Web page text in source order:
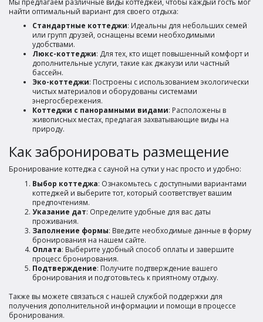
найти оптимальный вариант для своего отдыха:
Стандартные коттеджи: Идеальны для небольших семей
или групп друзей, оснащены всеми необходимыми
удобствами.
Люкс-коттеджи: Для тех, кто ищет повышенный комфорт и
дополнительные услуги, такие как джакузи или частный
бассейн.
Эко-коттеджи: Построены с использованием экологически
чистых материалов и оборудованы системами
энергосбережения.
Коттеджи с панорамными видами: Расположены в
живописных местах, предлагая захватывающие виды на
природу.
Как забронировать размещение
Бронирование коттеджа с сауной на сутки у нас просто и удобно:
Выбор коттеджа: Ознакомьтесь с доступными вариантами
коттеджей и выберите тот, который соответствует вашим
предпочтениям.
Указание дат: Определите удобные для вас даты
проживания.
Заполнение формы: Введите необходимые данные в форму
бронирования на нашем сайте.
Оплата: Выберите удобный способ оплаты и завершите
процесс бронирования.
Подтверждение: Получите подтверждение вашего
бронирования и подготовьтесь к приятному отдыху.
Также вы можете связаться с нашей службой поддержки для
получения дополнительной информации и помощи в процессе
бронирования.